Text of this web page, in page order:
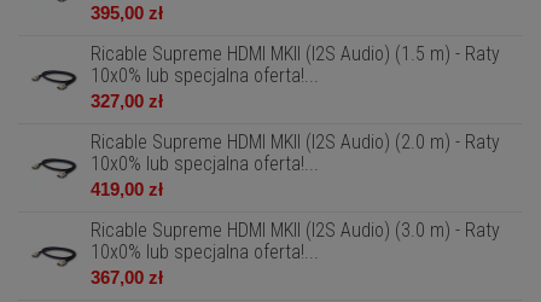
395,00 zł
Ricable Supreme HDMI MKII (I2S Audio) (1.5 m) - Raty
10x0% lub specjalna oferta!...
327,00 zł
Ricable Supreme HDMI MKII (I2S Audio) (2.0 m) - Raty
10x0% lub specjalna oferta!...
419,00 zł
Ricable Supreme HDMI MKII (I2S Audio) (3.0 m) - Raty
10x0% lub specjalna oferta!...
367,00 zł